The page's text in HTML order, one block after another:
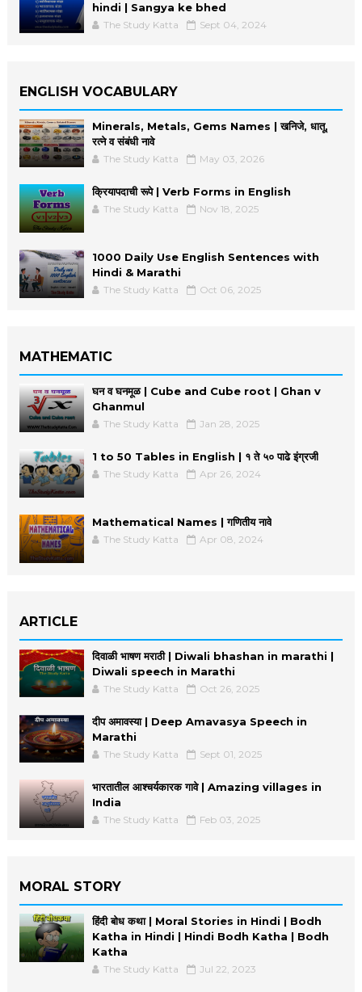
hindi | Sangya ke bhed
The Study Katta Sept 04, 2024
ENGLISH VOCABULARY
Minerals, Metals, Gems Names | खनिजे, धातू,
रत्ने व संबंधी नावे
The Study Katta May 03, 2026
क्रियापदाची रूपे | Verb Forms in English
The Study Katta Nov 18, 2025
1000 Daily Use English Sentences with
Hindi & Marathi
The Study Katta Oct 06, 2025
MATHEMATIC
घन व घनमूळ | Cube and Cube root | Ghan v
Ghanmul
The Study Katta Jan 28, 2025
1 to 50 Tables in English | १ ते ५० पाढे इंग्रजी
The Study Katta Apr 26, 2024
Mathematical Names | गणितीय नावे
The Study Katta Apr 08, 2024
ARTICLE
दिवाळी भाषण मराठी | Diwali bhashan in marathi |
Diwali speech in Marathi
The Study Katta Oct 26, 2025
दीप अमावस्या | Deep Amavasya Speech in
Marathi
The Study Katta Sept 01, 2025
भारतातील आश्चर्यकारक गावे | Amazing villages in
India
The Study Katta Feb 03, 2025
MORAL STORY
हिंदी बोध कथा | Moral Stories in Hindi | Bodh
Katha in Hindi | Hindi Bodh Katha | Bodh
Katha
The Study Katta Jul 22, 2023